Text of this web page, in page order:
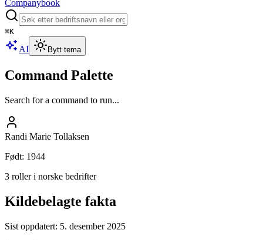
Companybook
⌘K
AI Bytt tema
Command Palette
Search for a command to run...
Randi Marie Tollaksen
Født: 1944
3 roller i norske bedrifter
Kildebelagte fakta
Sist oppdatert: 5. desember 2025